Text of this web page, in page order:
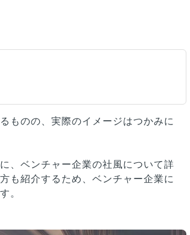
ものの、実際のイメージはつかみに
、ベンチャー企業の社風について詳
も紹介するため、ベンチャー企業に
。